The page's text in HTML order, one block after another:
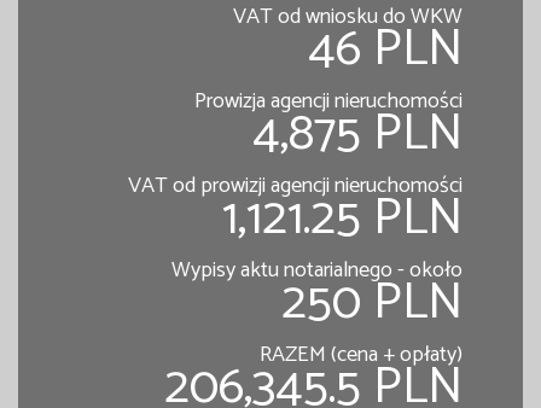
VAT od wniosku do WKW
46 PLN
Prowizja agencji nieruchomości
4,875 PLN
VAT od prowizji agencji nieruchomości
1,121.25 PLN
Wypisy aktu notarialnego - około
250 PLN
RAZEM (cena + opłaty)
206,345.5 PLN